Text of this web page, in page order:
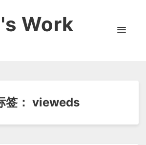
Work
签： vieweds